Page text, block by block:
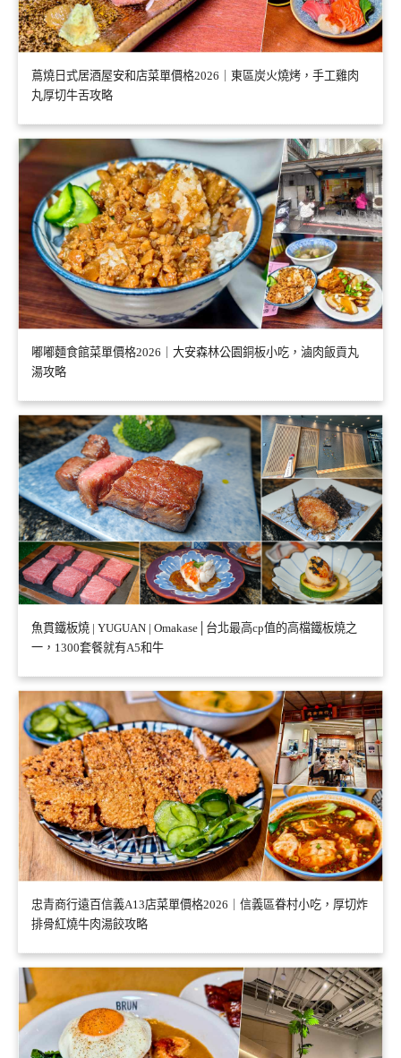
蔦燒日式居酒屋安和店菜單價格2026｜東區炭火燒烤，手工雞肉
丸厚切牛舌攻略
嘟嘟麵食館菜單價格2026｜大安森林公園銅板小吃，滷肉飯貢丸
湯攻略
魚貫鐵板燒 | YUGUAN | Omakase│台北最高cp值的高檔鐵板燒之
一，1300套餐就有A5和牛
忠青商行遠百信義A13店菜單價格2026｜信義區眷村小吃，厚切炸
排骨紅燒牛肉湯餃攻略